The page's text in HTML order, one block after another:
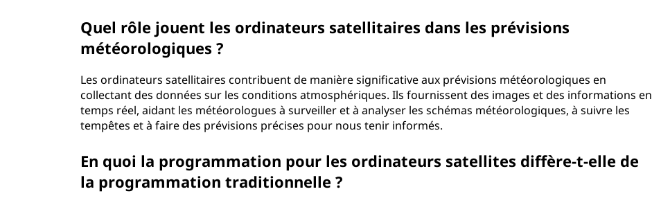
Quel rôle jouent les ordinateurs satellitaires dans les prévisions
météorologiques ?
Les ordinateurs satellitaires contribuent de manière significative aux prévisions météorologiques en
collectant des données sur les conditions atmosphériques. Ils fournissent des images et des informations en
temps réel, aidant les météorologues à surveiller et à analyser les schémas météorologiques, à suivre les
tempêtes et à faire des prévisions précises pour nous tenir informés.
En quoi la programmation pour les ordinateurs satellites diffère-t-elle de
la programmation traditionnelle ?